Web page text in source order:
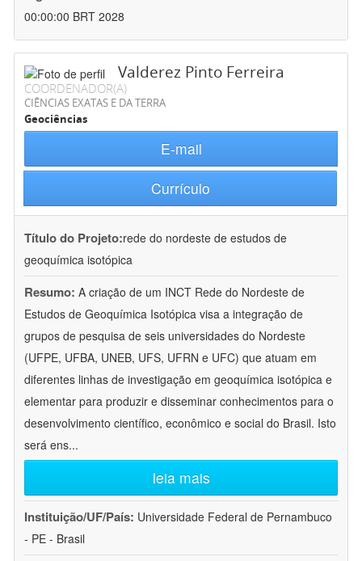
00:00:00 BRT 2028
Valderez Pinto Ferreira
COORDENADOR(A)
CIÊNCIAS EXATAS E DA TERRA
Geociências
E-mail
Currículo
Título do Projeto:rede do nordeste de estudos de
geoquímica isotópica
Resumo: A criação de um INCT Rede do Nordeste de
Estudos de Geoquímica Isotópica visa a integração de
grupos de pesquisa de seis universidades do Nordeste
(UFPE, UFBA, UNEB, UFS, UFRN e UFC) que atuam em
diferentes linhas de investigação em geoquímica isotópica e
elementar para produzir e disseminar conhecimentos para o
desenvolvimento científico, econômico e social do Brasil. Isto
será ens...
leia mais
Instituição/UF/País: Universidade Federal de Pernambuco
- PE - Brasil